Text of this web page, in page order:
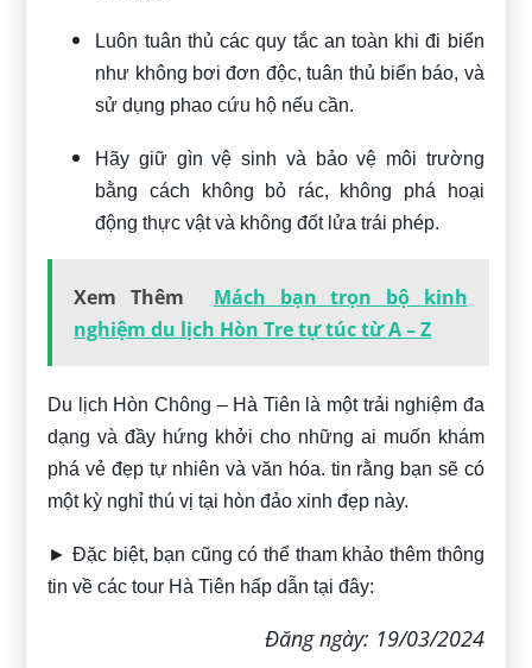
Luôn tuân thủ các quy tắc an toàn khi đi biển
như không bơi đơn độc, tuân thủ biển báo, và
sử dụng phao cứu hộ nếu cần.
Hãy giữ gìn vệ sinh và bảo vệ môi trường
bằng cách không bỏ rác, không phá hoại
động thực vật và không đốt lửa trái phép.
Xem Thêm
Mách bạn trọn bộ kinh
nghiệm du lịch Hòn Tre tự túc từ A – Z
Du lịch Hòn Chông – Hà Tiên là một trải nghiệm đa
dạng và đầy hứng khởi cho những ai muốn khám
phá vẻ đẹp tự nhiên và văn hóa. tin rằng bạn sẽ có
một kỳ nghỉ thú vị tại hòn đảo xinh đẹp này.
► Đặc biệt, bạn cũng có thể tham khảo thêm thông
tin về các tour Hà Tiên hấp dẫn tại đây:
Đăng ngày: 19/03/2024